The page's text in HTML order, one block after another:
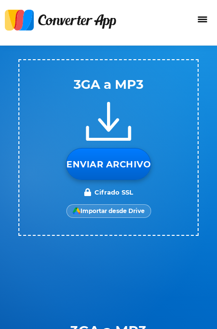
3GA a MP3
ENVIAR ARCHIVO
Cifrado SSL
Importar desde Drive